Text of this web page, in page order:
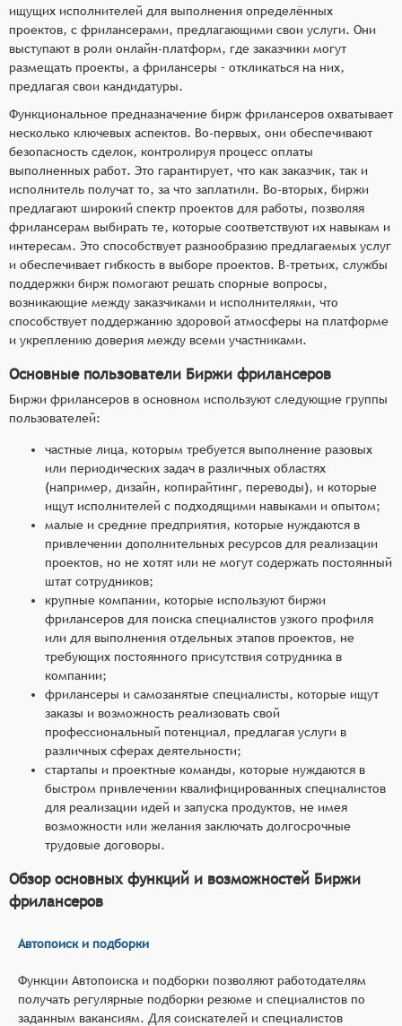
ищущих исполнителей для выполнения определённых
проектов, с фрилансерами, предлагающими свои услуги. Они
выступают в роли онлайн-платформ, где заказчики могут
размещать проекты, а фрилансеры – откликаться на них,
предлагая свои кандидатуры.
Функциональное предназначение бирж фрилансеров охватывает
несколько ключевых аспектов. Во-первых, они обеспечивают
безопасность сделок, контролируя процесс оплаты
выполненных работ. Это гарантирует, что как заказчик, так и
исполнитель получат то, за что заплатили. Во-вторых, биржи
предлагают широкий спектр проектов для работы, позволяя
фрилансерам выбирать те, которые соответствуют их навыкам и
интересам. Это способствует разнообразию предлагаемых услуг
и обеспечивает гибкость в выборе проектов. В-третьих, службы
поддержки бирж помогают решать спорные вопросы,
возникающие между заказчиками и исполнителями, что
способствует поддержанию здоровой атмосферы на платформе
и укреплению доверия между всеми участниками.
Основные пользователи Биржи фрилансеров
Биржи фрилансеров в основном используют следующие группы
пользователей:
частные лица, которым требуется выполнение разовых
или периодических задач в различных областях
(например, дизайн, копирайтинг, переводы), и которые
ищут исполнителей с подходящими навыками и опытом;
малые и средние предприятия, которые нуждаются в
привлечении дополнительных ресурсов для реализации
проектов, но не хотят или не могут содержать постоянный
штат сотрудников;
крупные компании, которые используют биржи
фрилансеров для поиска специалистов узкого профиля
или для выполнения отдельных этапов проектов, не
требующих постоянного присутствия сотрудника в
компании;
фрилансеры и самозанятые специалисты, которые ищут
заказы и возможность реализовать свой
профессиональный потенциал, предлагая услуги в
различных сферах деятельности;
стартапы и проектные команды, которые нуждаются в
быстром привлечении квалифицированных специалистов
для реализации идей и запуска продуктов, не имея
возможности или желания заключать долгосрочные
трудовые договоры.
Обзор основных функций и возможностей Биржи
фрилансеров
Автопоиск и подборки
Функции Автопоиска и подборки позволяют работодателям
получать регулярные подборки резюме и специалистов по
заданным вакансиям. Для соискателей и специалистов